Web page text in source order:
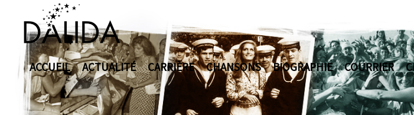
ACCUEIL ACTUALITÉ CARRIÈRE CHANSONS BIOGRAPHIE COURRIER